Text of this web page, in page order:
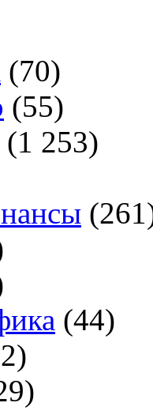
(70)
(55)
(1 253)
(44)